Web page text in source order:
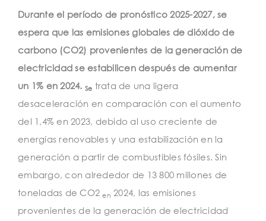
Durante el período de pronóstico 2025-2027, se
espera que las emisiones globales de dióxido de
carbono (CO2) provenientes de la generación de
electricidad se estabilicen después de aumentar
un 1% en 2024. Se trata de una ligera
desaceleración en comparación con el aumento
del 1,4% en 2023, debido al uso creciente de
energías renovables y una estabilización en la
generación a partir de combustibles fósiles. Sin
embargo, con alrededor de 13 800 millones de
toneladas de CO2 en 2024, las emisiones
provenientes de la generación de electricidad